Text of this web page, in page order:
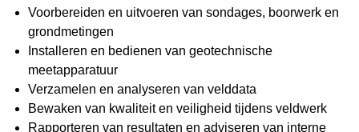
Voorbereiden en uitvoeren van sondages, boorwerk en
grondmetingen
Installeren en bedienen van geotechnische
meetapparatuur
Verzamelen en analyseren van velddata
Bewaken van kwaliteit en veiligheid tijdens veldwerk
Rapporteren van resultaten en adviseren van interne